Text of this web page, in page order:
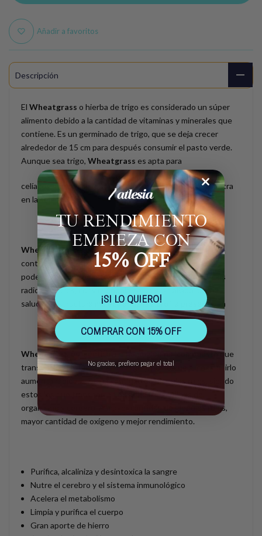
Añadir a favoritos
Descripción
El Wheatgrass o hierba de trigo es considerado un súper
alimento debido a la cantidad de vitaminas y minerales que
contiene. Es un germinado de trigo, que se deja crecer
alrededor de 15 cm para después consumir el pasto verde.
Aunque sea trigo, Wheatgrass es apta para
celíacos por no contener gluten, ya que éste se encuentra
en la semilla.
Wheatgrass
se considerada una proteína completa que
contiene 17 aminoácidos, además de casi 30 enzimas y
poderosos antioxidantes que inhiben la formación de los
radicales libres, convirtiéndola en un gran aliado para la
salud. La estructura molecular de la clorofila presente en
Wheatgrass
es idéntica a la hemoglobina (compuesto que
transporta el oxígeno en la sangre), por lo que al consumirlo
aumenta rápidamente la cantidad de glóbulos rojos, siendo
estos los que transportan oxígeno a los tejidos del
organismo y cerebro. A mayor cantidad de glóbulos rojos,
mayor cantidad de oxígeno y mejor rendimiento.
Purifica, alcaliniza y desintoxica la sangre
Nutre el cerebro y el sistema inmunológico
Acelera el metabolismo
Limpia y purifica el cuerpo
Gran aporte de hierro
TU RENDIMIENTO
EMPIEZA CON
15% OFF
¡SI LO QUIERO!
COMPRAR CON 15% OFF
No gracias, prefiero pagar el total